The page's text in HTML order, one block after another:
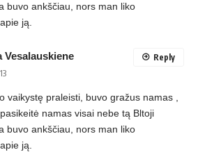
buvo ankščiau, nors man liko
ją.
Vesalauskiene
vaikystę praleisti, buvo gražus namas ,
namas visai nebe tą Bltoji
buvo ankščiau, nors man liko
ją.
Reply